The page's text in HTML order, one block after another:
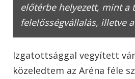
előtérbe helyezett, mint a
felelősségvállalás, illetve
Izgatottsággal vegyített
közeledtem az Aréna féle